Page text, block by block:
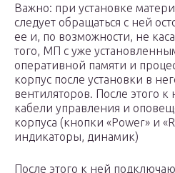
Важно: при установке
следует обращаться с ней
ее и, по возможности, не
того, МП с уже
оперативной памяти и
корпус после установки в
вентиляторов. После этого
кабели управления и
корпуса (кнопки «Power» и
индикаторы, динамик)
После этого к ней